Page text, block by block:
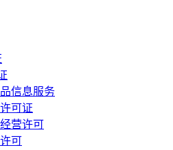
信息服务
可证
营许可
可